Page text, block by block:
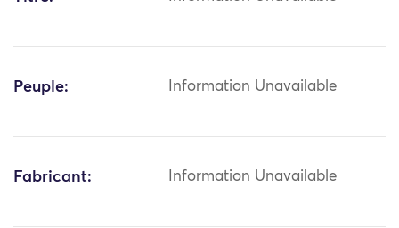
Peuple: Information Unavailable
Fabricant: Information Unavailable